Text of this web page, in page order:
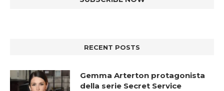
RECENT POSTS
Gemma Arterton protagonista
della serie Secret Service